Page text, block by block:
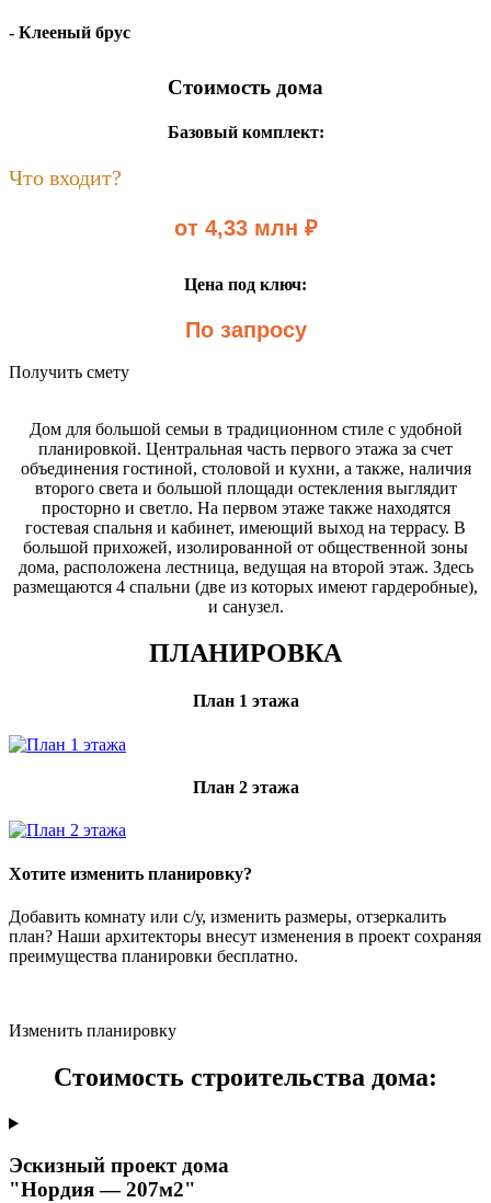
- Клееный брус
Стоимость дома
Базовый комплект:
Что входит?
от 4,33 млн ₽
Цена под ключ:
По запросу
Получить смету
Дом для большой семьи в традиционном стиле с удобной
планировкой. Центральная часть первого этажа за счет
объединения гостиной, столовой и кухни, а также, наличия
второго света и большой площади остекления выглядит
просторно и светло. На первом этаже также находятся
гостевая спальня и кабинет, имеющий выход на террасу. В
большой прихожей, изолированной от общественной зоны
дома, расположена лестница, ведущая на второй этаж. Здесь
размещаются 4 спальни (две из которых имеют гардеробные),
и санузел.
ПЛАНИРОВКА
План 1 этажа
План 2 этажа
Хотите изменить планировку?
Добавить комнату или с/у, изменить размеры, отзеркалить
план? Наши архитекторы внесут изменения в проект сохраняя
преимущества планировки бесплатно.
Изменить планировку
Стоимость строительства дома:
Эскизный проект дома
"Нордия — 207м2"